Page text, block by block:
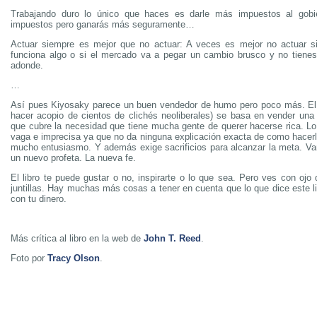
Trabajando duro lo único que haces es darle más impuestos al
impuestos pero ganarás más seguramente…
Actuar siempre es mejor que no actuar: A veces es mejor no actuar
funciona algo o si el mercado va a pegar un cambio brusco y no
adonde.
…
Así pues Kiyosaky parece un buen vendedor de humo pero poco más.
hacer acopio de cientos de clichés neoliberales) se basa en vender una
que cubre la necesidad que tiene mucha gente de querer hacerse rica.
vaga e imprecisa ya que no da ninguna explicación exacta de como
mucho entusiasmo. Y además exige sacrificios para alcanzar la meta.
un nuevo profeta. La nueva fe.
El libro te puede gustar o no, inspirarte o lo que sea. Pero ves con ojo
juntillas. Hay muchas más cosas a tener en cuenta que lo que dice este
con tu dinero.
Más crítica al libro en la web de John T. Reed .
Foto por Tracy Olson.